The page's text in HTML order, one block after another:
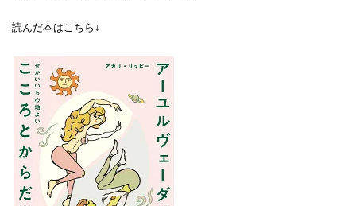
読んだ本はこちら↓